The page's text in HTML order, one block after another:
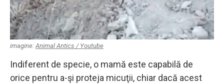
imagine:Animal Antics / Youtube
Indiferent de specie, o mamă este capabilă de
orice pentru a-şi proteja micuţii, chiar dacă acest